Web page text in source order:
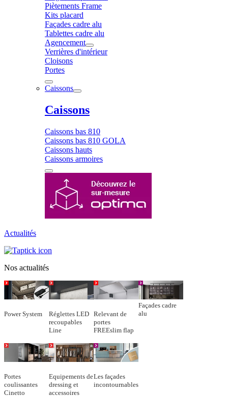
Piètements Frame
Kits placard
Façades cadre alu
Tablettes cadre alu
Agencement
Verrières d'intérieur
Cloisons
Portes
Caissons
Caissons
Caissons bas 810
Caissons bas 810 GOLA
Caissons hauts
Caissons armoires
Actualités
Nos actualités
Power System
Réglettes LED
recoupables
Line
Relevant de
portes
FREEslim flap
Façades cadre
alu
Portes
coulissantes
Cinetto
Equipements de
dressing et
accessoires
Les façades
incontournables